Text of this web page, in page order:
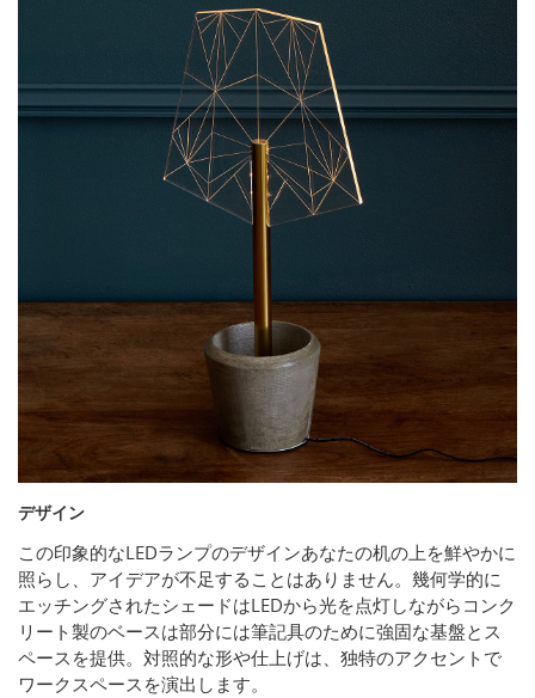
デザイン
この印象的なLEDランプのデザインあなたの机の上を鮮やかに
照らし、アイデアが不足することはありません。幾何学的に
エッチングされたシェードはLEDから光を点灯しながらコンク
リート製のベースは部分には筆記具のために強固な基盤とス
ペースを提供。対照的な形や仕上げは、独特のアクセントで
ワークスペースを演出します。